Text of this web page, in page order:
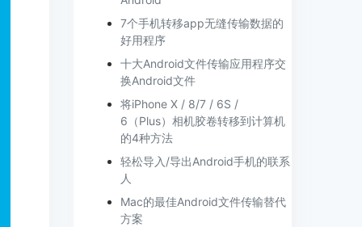
7个手机转移app无缝传输数据的
好用程序
十大Android文件传输应用程序交
换Android文件
将iPhone X / 8/7 / 6S /
6（Plus）相机胶卷转移到计算机
的4种方法
轻松导入/导出Android手机的联系
人
Mac的最佳Android文件传输替代
方案